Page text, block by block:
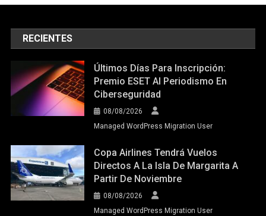
RECIENTES
Últimos Días Para Inscripción:
Premio ESET Al Periodismo En
Ciberseguridad
08/08/2026
Managed WordPress Migration User
Copa Airlines Tendrá Vuelos
Directos A La Isla De Margarita A
Partir De Noviembre
08/08/2026
Managed WordPress Migration User